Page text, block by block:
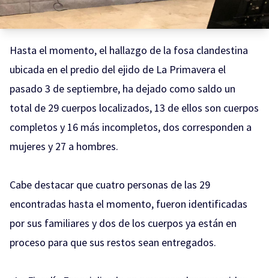
Hasta el momento, el hallazgo de la fosa clandestina
ubicada en el predio del ejido de La Primavera el
pasado 3 de septiembre, ha dejado como saldo un
total de 29 cuerpos localizados, 13 de ellos son cuerpos
completos y 16 más incompletos, dos corresponden a
mujeres y 27 a hombres.
Cabe destacar que cuatro personas de las 29
encontradas hasta el momento, fueron identificadas
por sus familiares y dos de los cuerpos ya están en
proceso para que sus restos sean entregados.